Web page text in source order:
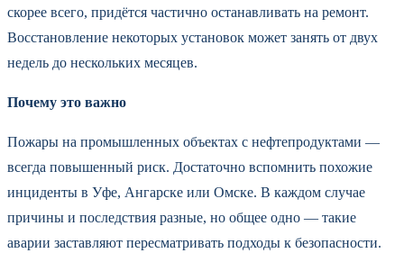
скорее всего, придётся частично останавливать на ремонт.
Восстановление некоторых установок может занять от двух
недель до нескольких месяцев.
Почему это важно
Пожары на промышленных объектах с нефтепродуктами —
всегда повышенный риск. Достаточно вспомнить похожие
инциденты в Уфе, Ангарске или Омске. В каждом случае
причины и последствия разные, но общее одно — такие
аварии заставляют пересматривать подходы к безопасности.